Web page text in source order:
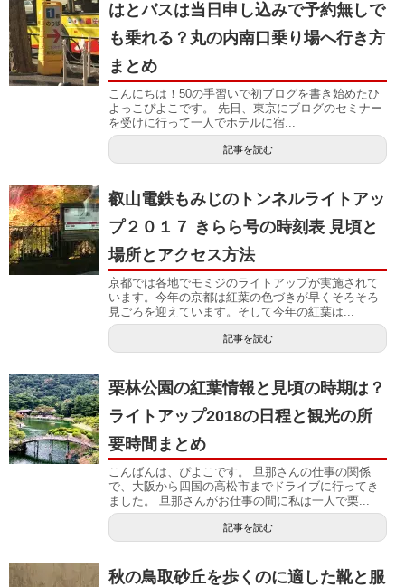
はとバスは当日申し込みで予約無しで
も乗れる？丸の内南口乗り場へ行き方
まとめ
こんにちは！50の手習いで初ブログを書き始めたひ
よっこぴよこです。 先日、東京にブログのセミナー
を受けに行って一人でホテルに宿...
記事を読む
叡山電鉄もみじのトンネルライトアッ
プ２０１７ きらら号の時刻表 見頃と
場所とアクセス方法
京都では各地でモミジのライトアップが実施されて
います。今年の京都は紅葉の色づきが早くそろそろ
見ごろを迎えています。そして今年の紅葉は...
記事を読む
栗林公園の紅葉情報と見頃の時期は？
ライトアップ2018の日程と観光の所
要時間まとめ
こんばんは、ぴよこです。 旦那さんの仕事の関係
で、大阪から四国の高松市までドライブに行ってき
ました。 旦那さんがお仕事の間に私は一人で栗...
記事を読む
秋の鳥取砂丘を歩くのに適した靴と服